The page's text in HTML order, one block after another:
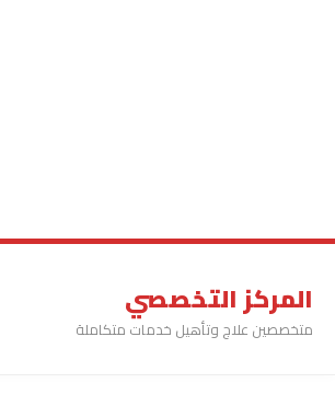
المركز التخصصي
متخصصين علاج وتأهيل خدمات متكاملة